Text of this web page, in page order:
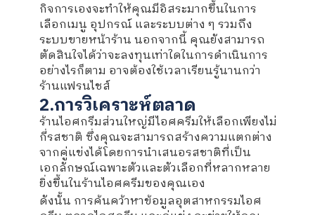
กิจการเองจะทำให้คุณมีอิสระมากขึ้นในการ
เลือกเมนู อุปกรณ์ และระบบต่าง ๆ รวมถึง
ระบบขายหน้าร้าน นอกจากนี้ คุณยังสามารถ
ตัดสินใจได้ว่าจะลงทุนเท่าใดในการดำเนินการ
อย่างไรก็ตาม อาจต้องใช้เวลาเรียนรู้นานกว่า
ร้านแฟรนไชส์
2.การวิเคราะห์ตลาด
ร้านไอศกรีมส่วนใหญ่มีไอศครีมให้เลือกเพียงไม่
กี่รสชาติ ซึ่งคุณจะสามารถสร้างความแตกต่าง
จากคู่แข่งได้โดยการนำเสนอรสชาติที่เป็น
เอกลักษณ์เฉพาะตัวและตัวเลือกที่หลากหลาย
ยิ่งขึ้นในร้านไอศครีมของคุณเอง
ดังนั้น การค้นคว้าหาข้อมูลอุตสาหกรรมไอศ